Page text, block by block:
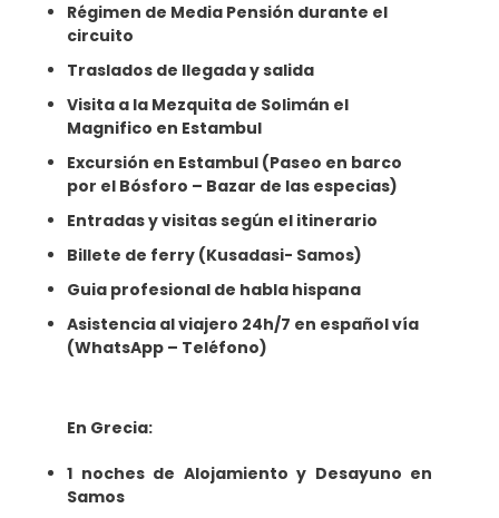
Régimen de Media Pensión durante el
circuito
Traslados de llegada y salida
Visita a la Mezquita de Solimán el
Magnifico en Estambul
Excursión en Estambul (Paseo en barco
por el Bósforo – Bazar de las especias)
Entradas y visitas según el itinerario
Billete de ferry (Kusadasi- Samos)
Guia profesional de habla hispana
Asistencia al viajero 24h/7 en español vía
(WhatsApp – Teléfono)
En Grecia:
1 noches de Alojamiento y Desayuno en
Samos